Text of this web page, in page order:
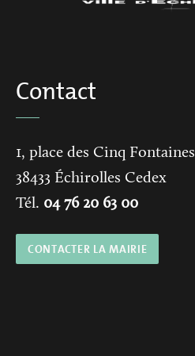
Contact
1, place des Cinq Fontaines
38433 Échirolles Cedex
Tél. 04 76 20 63 00
CONTACTER LA MAIRIE